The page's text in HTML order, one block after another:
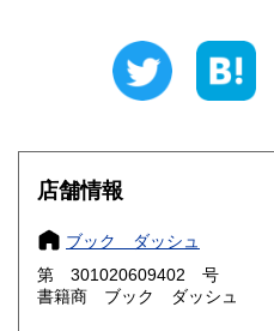
600円
滋賀県 600円
大阪府
奈良県
鳥取県 600円
店舗情報
ブック ダッシュ
第 301020609402 号
書籍商 ブック ダッシュ